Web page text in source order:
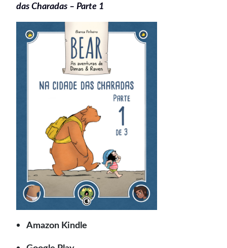
das Charadas – Parte 1
Amazon Kindle